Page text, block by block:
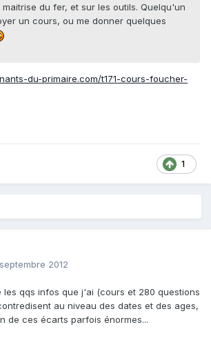
du fer, et sur les outils. Quelqu'un
un cours, ou me donner quelques
du-primaire.com/t171-cours-foucher-
1
2012
les qqs infos que j'ai (cours et 280 questions
au niveau des dates et des ages,
de ces écarts parfois énormes...